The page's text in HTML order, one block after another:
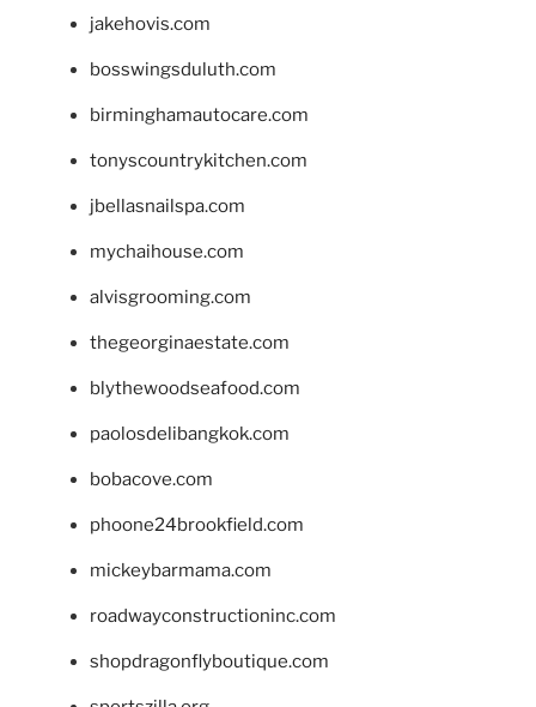
jakehovis.com
bosswingsduluth.com
birminghamautocare.com
tonyscountrykitchen.com
jbellasnailspa.com
mychaihouse.com
alvisgrooming.com
thegeorginaestate.com
blythewoodseafood.com
paolosdelibangkok.com
bobacove.com
phoone24brookfield.com
mickeybarmama.com
roadwayconstructioninc.com
shopdragonflyboutique.com